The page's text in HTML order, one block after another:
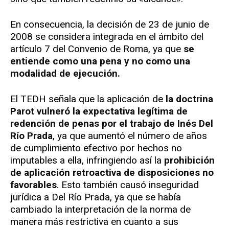
En consecuencia, la decisión de 23 de junio de
2008 se considera integrada en el ámbito del
artículo 7 del Convenio de Roma, ya que se
entiende como una pena y no como una
modalidad de ejecución.
El TEDH señala que la aplicación de la doctrina
Parot vulneró la expectativa legítima de
redención de penas por el trabajo de Inés Del
Río Prada, ya que aumentó el número de años
de cumplimiento efectivo por hechos no
imputables a ella, infringiendo así la prohibición
de aplicación retroactiva de disposiciones no
favorables. Esto también causó inseguridad
jurídica a Del Río Prada, ya que se había
cambiado la interpretación de la norma de
manera más restrictiva en cuanto a sus